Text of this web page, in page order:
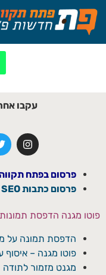
לתוכן
עקבו
פרסום בפתח תקווה
פרסום כתבות SEO →
פוטו מגנה הדפסת
הדפסת תמונה על
פוטו מגנה –
מגנט מזמור לתודה